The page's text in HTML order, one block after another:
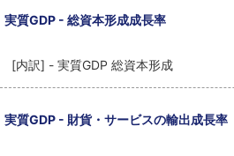
実質GDP - 総資本形成成長率
[内訳] - 実質GDP 総資本形成
実質GDP - 財貨・サービスの輸出成長率